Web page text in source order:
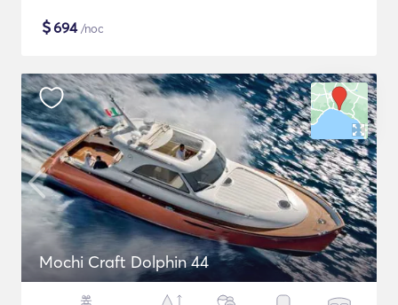
$694/noc
Mochi Craft Dolphin 44